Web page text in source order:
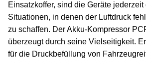
Einsatzkoffer, sind die Geräte jederzeit
Situationen, in denen der Luftdruck
zu schaffen. Der Akku-Kompressor
überzeugt durch seine Vielseitigkeit.
für die Druckbefüllung von